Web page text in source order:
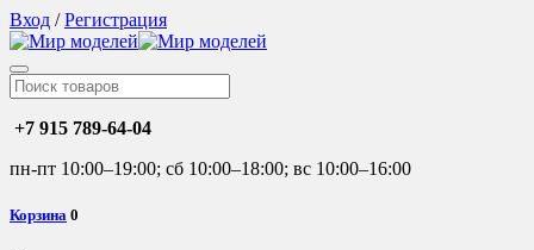
Вход /Регистрация
+7 915 789-64-04
пн-пт 10:00–19:00; сб 10:00–18:00; вс 10:00–16:00
Корзина 0